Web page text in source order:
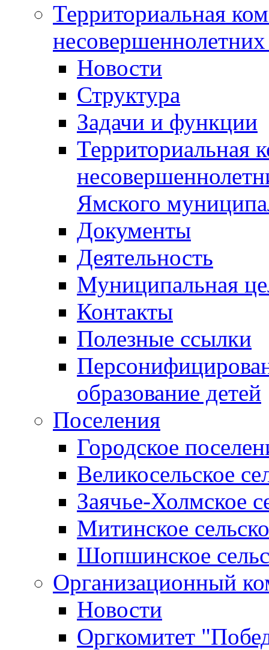
Территориальная
Новости
Структура
Задачи и функции
Территориальная
Ямского
Документы
Деятельность
Муниципальная
Контакты
Полезные ссылки
образование детей
Поселения
Городское
Великосельское
Заячье-Холмское
Митинское
Шопшинское
Организационный
Новости
Оргкомитет